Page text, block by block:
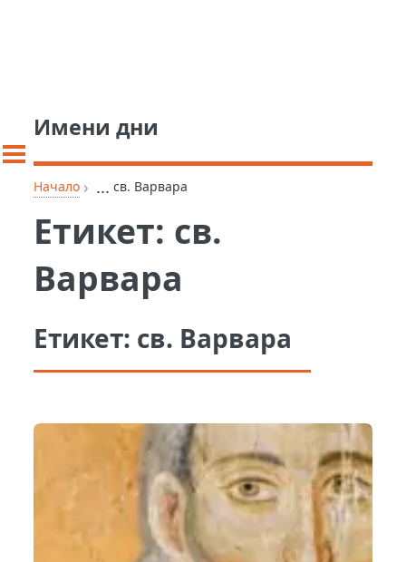
Имени дни
Начало › ... св. Варвара
Етикет: св.
Варвара
Етикет: св. Варвара